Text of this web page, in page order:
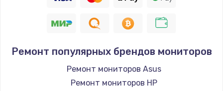
Ремонт популярных брендов мониторов
Ремонт мониторов Asus
Ремонт мониторов HP